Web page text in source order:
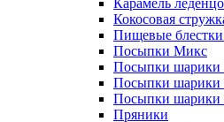
Карамель
Кокосовая
Пищевые
Посыпки Микс
Посыпки шарики
Посыпки шарики
Посыпки шарики
Пряники